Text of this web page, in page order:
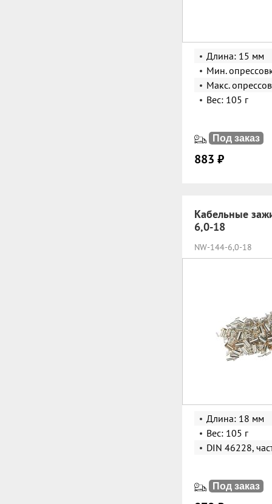
Длина: 15 мм
Мин.
Макс.
Вес: 105 г
Под заказ
883 ₽
Кабельные
6,0-18
NW-144-6,0-18
Длина: 18 мм
Вес: 105 г
DIN 46228,
Под заказ